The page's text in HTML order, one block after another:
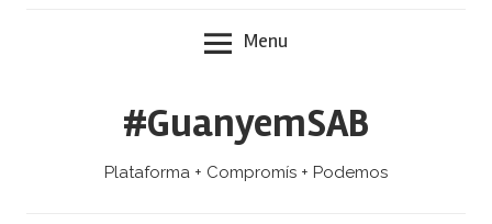
Menu
#GuanyemSAB
Plataforma + Compromís + Podemos